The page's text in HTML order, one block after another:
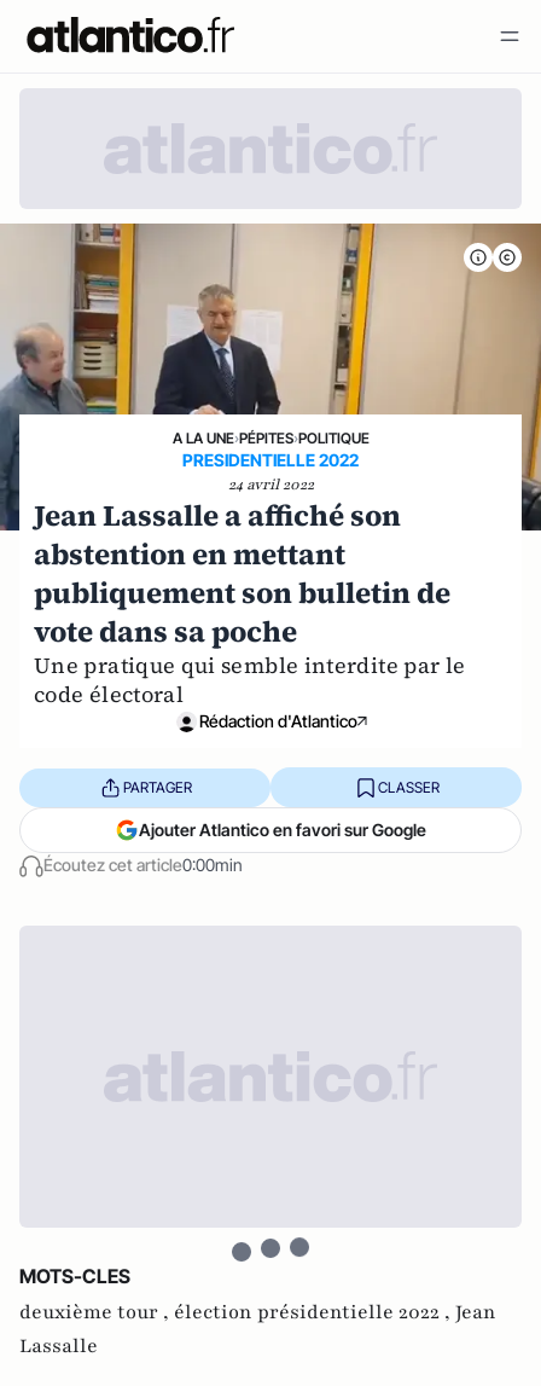
A LA UNE›PÉPITES›POLITIQUE
PRESIDENTIELLE 2022
24 avril 2022
Jean Lassalle a affiché son
abstention en mettant
publiquement son bulletin de
vote dans sa poche
Une pratique qui semble interdite par le
code électoral
Rédaction d'Atlantico
Écoutez cet article0:00min
PARTAGER CLASSER
Ajouter Atlantico en favori sur Google
MOTS-CLES
deuxième tour , élection présidentielle 2022 , Jean
Lassalle